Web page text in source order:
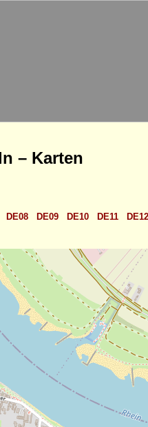
– Karten
DE08 DE09 DE10 DE11 DE12